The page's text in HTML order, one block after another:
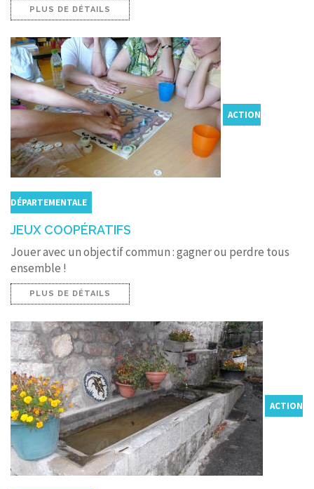
PLUS DE DÉTAILS
ACTION
DÉPARTEMENTALE
JEUX COOPÉRATIFS
Jouer avec un objectif commun : gagner ou perdre tous
ensemble !
PLUS DE DÉTAILS
ACTION